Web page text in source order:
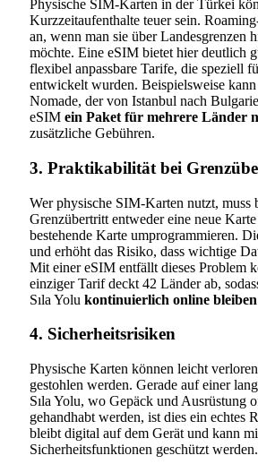
Physische SIM-Karten in der Türkei
Kurzzeitaufenthalte teuer sein.
an, wenn man sie über Landesgrenzen
möchte. Eine eSIM bietet hier deutlich
flexibel anpassbare Tarife, die speziell
entwickelt wurden. Beispielsweise
Nomade, der von Istanbul nach
eSIM ein Paket für mehrere Länder
zusätzliche Gebühren.
3. Praktikabilität bei
Wer physische SIM-Karten nutzt, muss
Grenzübertritt entweder eine neue
bestehende Karte umprogrammieren.
und erhöht das Risiko, dass wichtige
Mit einer eSIM entfällt dieses Problem
einziger Tarif deckt 42 Länder ab,
Sıla Yolu kontinuierlich online bleiben
4. Sicherheitsrisiken
Physische Karten können leicht
gestohlen werden. Gerade auf einer
Sıla Yolu, wo Gepäck und Ausrüstung
gehandhabt werden, ist dies ein echtes
bleibt digital auf dem Gerät und kann
Sicherheitsfunktionen geschützt werden.